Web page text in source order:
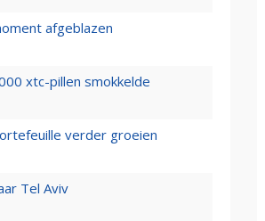
afgeblazen
xtc-pillen smokkelde
verder groeien
Tel Aviv